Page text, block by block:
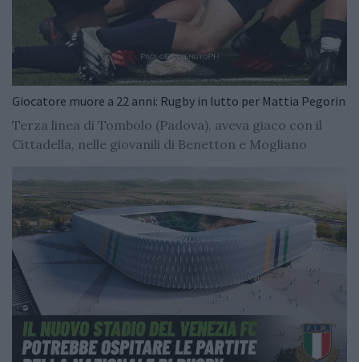
Giocatore muore a 22 anni: Rugby in lutto per Mattia Pegorin
Terza linea di Tombolo (Padova), aveva giaco con il
Cittadella, nelle giovanili di Benetton e Mogliano